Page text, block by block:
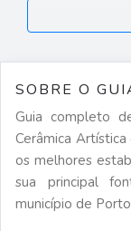
SOBRE O
Guia completo
Cerâmica
os melhores
sua principal
município de